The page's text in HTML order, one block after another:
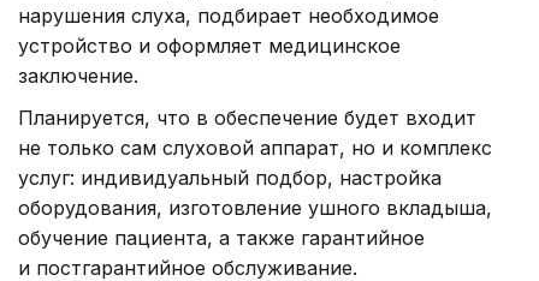
нарушения слуха, подбирает необходимое
устройство и оформляет медицинское
заключение.
Планируется, что в обеспечение будет входит
не только сам слуховой аппарат, но и комплекс
услуг: индивидуальный подбор, настройка
оборудования, изготовление ушного вкладыша,
обучение пациента, а также гарантийное
и постгарантийное обслуживание.